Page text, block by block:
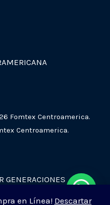
en Línea! Descartar
Fomtex Centroamerica.
Centroamerica.
GENERACIONES